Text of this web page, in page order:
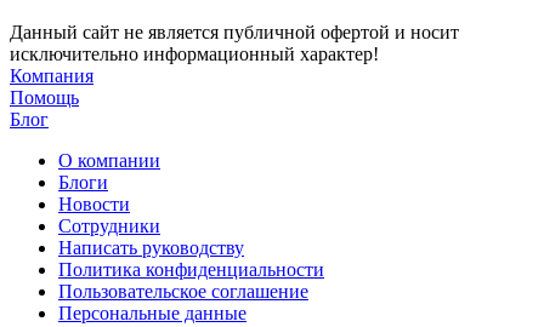
Данный сайт не является публичной офертой и носит
исключительно информационный характер!
Компания
Помощь
Блог
О компании
Блоги
Новости
Сотрудники
Написать руководству
Политика конфиденциальности
Пользовательское соглашение
Персональные данные